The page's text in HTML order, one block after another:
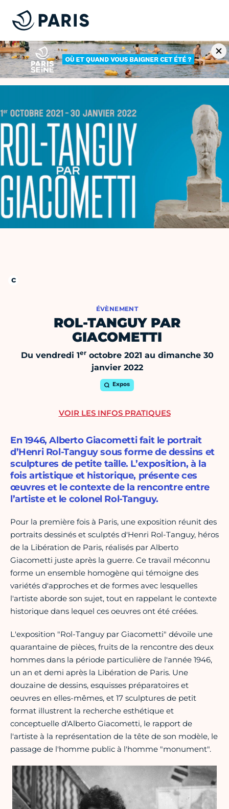
ÉVÈNEMENT
ROL-TANGUY PAR
GIACOMETTI
Du vendredi 1eroctobre 2021 au dimanche 30
janvier 2022
Expos
En 1946, Alberto Giacometti fait le portrait
d’Henri Rol-Tanguy sous forme de dessins et
sculptures de petite taille. L’exposition, à la
fois artistique et historique, présente ces
œuvres et le contexte de la rencontre entre
l’artiste et le colonel Rol-Tanguy.
Pour la première fois à Paris, une exposition réunit des
portraits dessinés et sculptés d'Henri Rol-Tanguy, héros
de la Libération de Paris, réalisés par Alberto
Giacometti juste après la guerre. Ce travail méconnu
forme un ensemble homogène qui témoigne des
variétés d'approches et de formes avec lesquelles
l'artiste aborde son sujet, tout en rappelant le contexte
historique dans lequel ces oeuvres ont été créées.
L'exposition "Rol-Tanguy par Giacometti" dévoile une
quarantaine de pièces, fruits de la rencontre des deux
hommes dans la période particulière de l'année 1946,
un an et demi après la Libération de Paris. Une
douzaine de dessins, esquisses préparatoires et
oeuvres en elles-mêmes, et 17 sculptures de petit
format illustrent la recherche esthétique et
conceptuelle d'Alberto Giacometti, le rapport de
l'artiste à la représentation de la tête de son modèle, le
passage de l'homme public à l'homme "monument".
VOIR LES INFOS PRATIQUES